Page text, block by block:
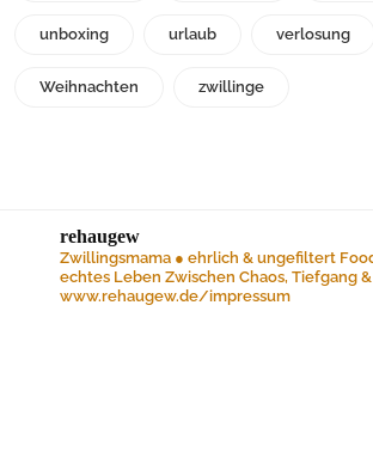
unboxing urlaub verlosung
Weihnachten zwillinge
rehaugew
Zwillingsmama ● ehrlich & ungefiltert
echtes Leben Zwischen Chaos, Tiefgang
www.rehaugew.de/impressum